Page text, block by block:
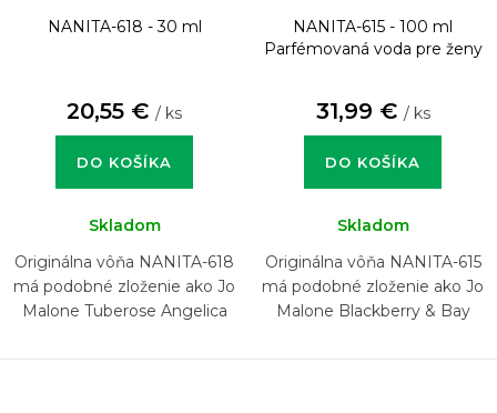
NANITA-618 - 30 ml
20,55 € / ks
DO KOŠÍKA
Skladom
Originálna vôňa NANITA-618
má podobné zloženie ako Jo
Malone Tuberose Angelica
NANITA-615 - 100 ml
Parfémovaná voda pre ženy
31,99 € / ks
DO KOŠÍKA
Skladom
Originálna vôňa NANITA-615
má podobné zloženie ako Jo
Malone Blackberry & Bay